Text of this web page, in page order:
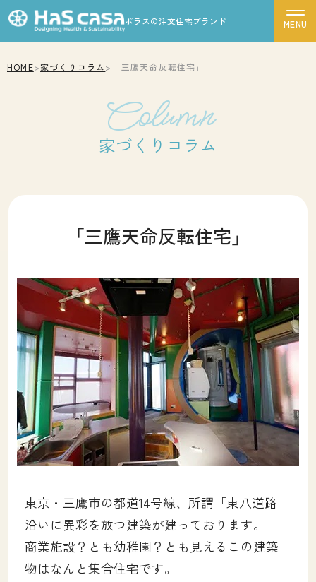
ポラスの注文住宅ブランド
ハスカーサについて
家づくりの流れ
土地をお探しの方
会社概要
採用情報
各種お問い合わせ
カタログ請求
イベント情報
お問い合わせ
プライバシーポリシー
HOME>家づくりコラム> 「三鷹天命反転住宅」
Column
家づくりコラム
「三鷹天命反転住宅」
東京・三鷹市の都道14号線、所謂「東八道路」
沿いに異彩を放つ建築が建っております。
商業施設？とも幼稚園？とも見えるこの建築
物はなんと集合住宅です。